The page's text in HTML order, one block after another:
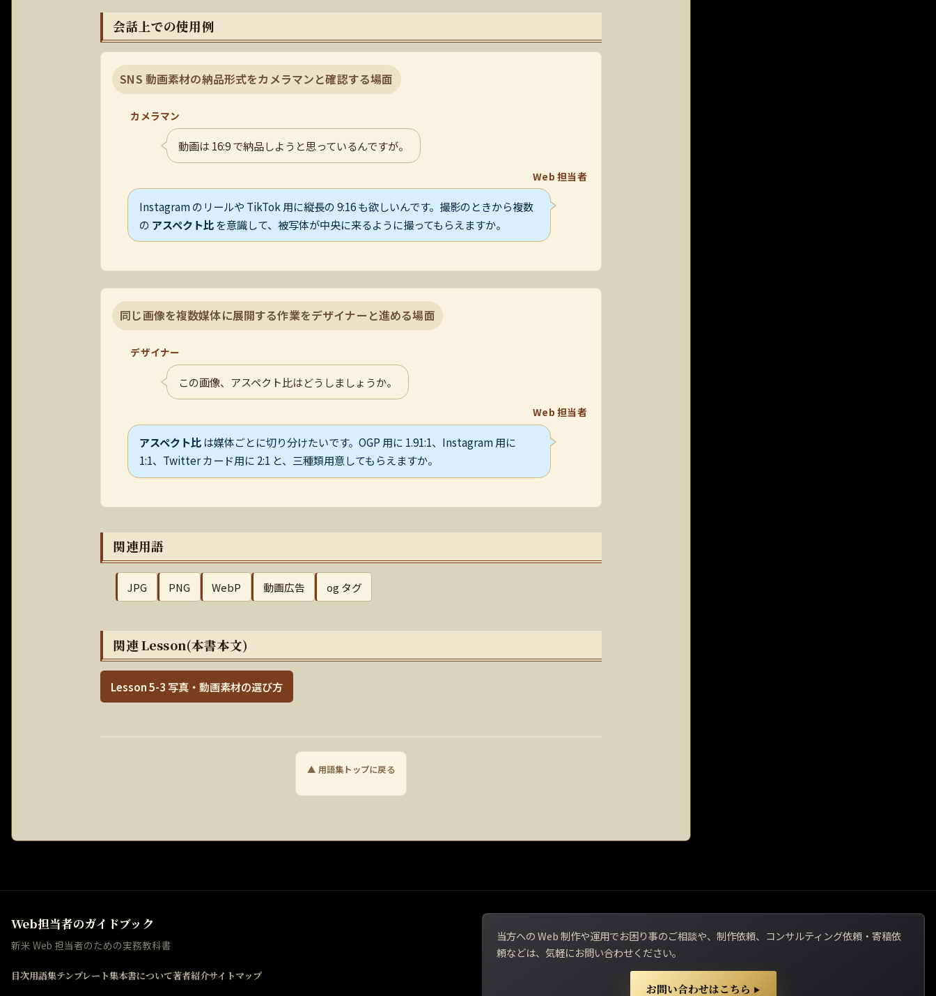
会話上での使用例
SNS 動画素材の納品形式をカメラマンと確認する場面
カメラマン
動画は 16:9 で納品しようと思っているんですが。
Web 担当者
Instagram のリールや TikTok 用に縦長の 9:16 も欲しいんです。撮影のときから複数
の アスペクト比を意識して、被写体が中央に来るように撮ってもらえますか。
同じ画像を複数媒体に展開する作業をデザイナーと進める場面
デザイナー
この画像、アスペクト比はどうしましょうか。
Web 担当者
アスペクト比 は媒体ごとに切り分けたいです。OGP 用に 1.91:1、Instagram 用に
1:1、Twitter カード用に 2:1 と、三種類用意してもらえますか。
関連用語
JPG PNG WebP 動画広告 og タグ
関連 Lesson(本書本文)
Lesson 5-3 写真・動画素材の選び方
▲ 用語集トップに戻る
Web担当者のガイドブック
新米 Web 担当者のための実務教科書
目次用語集テンプレート集本書について著者紹介サイトマップ
当方への Web 制作や運用でお困り事のご相談や、制作依頼、コンサルティング依頼・寄稿依
頼などは、気軽にお問い合わせください。
お問い合わせはこちら ▶